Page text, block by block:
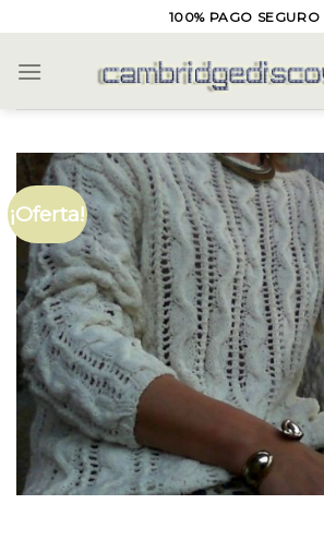
to
content
100% PAGO SEGURO
¡Oferta!